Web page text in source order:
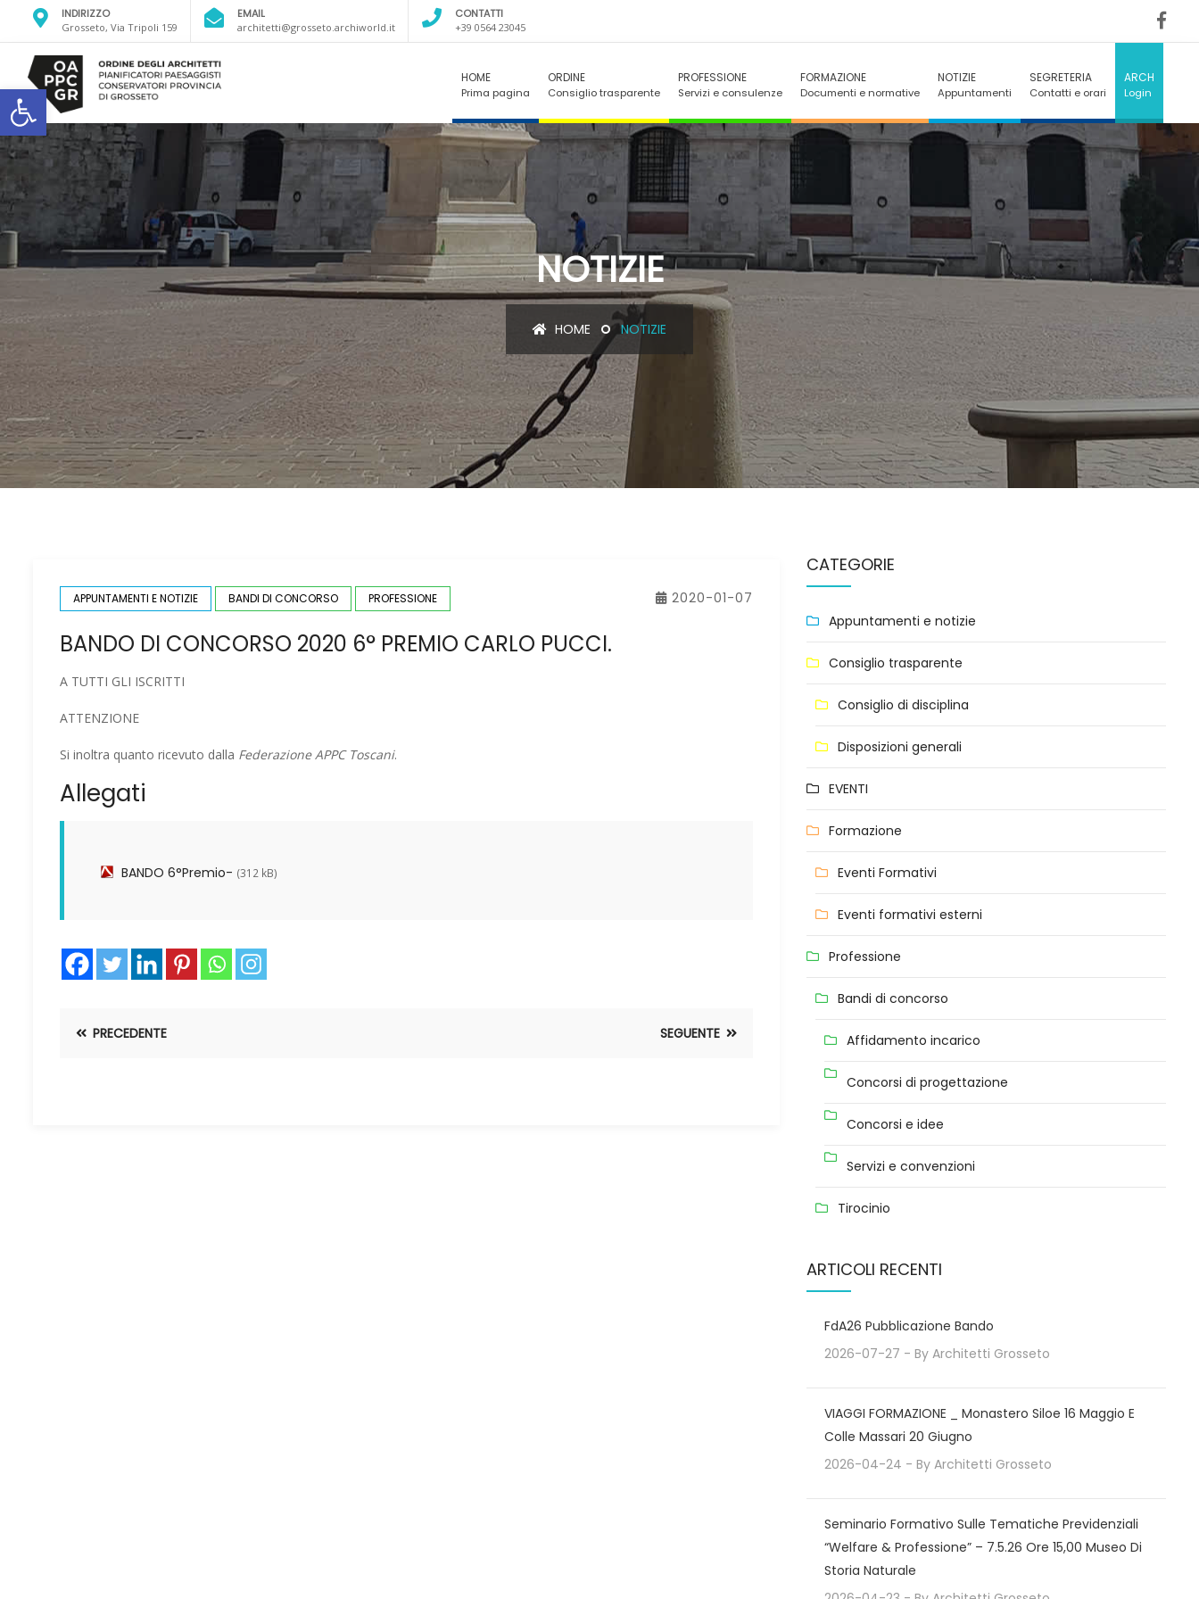
Open toolbar
INDIRIZZO
Grosseto, Via Tripoli 159
EMAIL
architetti@grosseto.archiworld.it
CONTATTI
+39 0564 23045
HOME
Prima pagina
ORDINE
Consiglio trasparente
PROFESSIONE
Servizi e consulenze
FORMAZIONE
Documenti e normative
NOTIZIE
Appuntamenti
SEGRETERIA
Contatti e orari
ARCH
Login
NOTIZIE
HOME NOTIZIE
APPUNTAMENTI E NOTIZIE BANDI DI CONCORSO PROFESSIONE 2020-01-07
BANDO DI CONCORSO 2020 6° PREMIO CARLO PUCCI.
A TUTTI GLI ISCRITTI
ATTENZIONE
Si inoltra quanto ricevuto dalla Federazione APPC Toscani.
Allegati
BANDO 6°Premio- (312 kB)
PRECEDENTE SEGUENTE
CATEGORIE
Appuntamenti e notizie
Consiglio trasparente
Consiglio di disciplina
Disposizioni generali
EVENTI
Formazione
Eventi Formativi
Eventi formativi esterni
Professione
Bandi di concorso
Affidamento incarico
Concorsi di progettazione
Concorsi e idee
Servizi e convenzioni
Tirocinio
ARTICOLI RECENTI
FdA26 Pubblicazione Bando
2026-07-27 - By Architetti Grosseto
VIAGGI FORMAZIONE _ Monastero Siloe 16 Maggio E
Colle Massari 20 Giugno
2026-04-24 - By Architetti Grosseto
Seminario Formativo Sulle Tematiche Previdenziali
“Welfare & Professione” – 7.5.26 Ore 15,00 Museo Di
Storia Naturale